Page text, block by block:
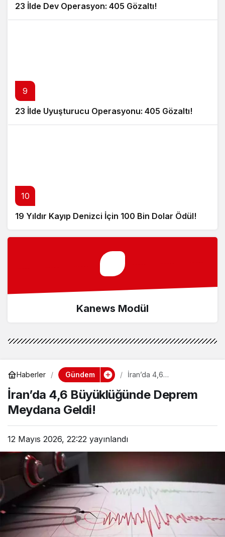
23 İlde Dev Operasyon: 405 Gözaltı!
9
23 İlde Uyuşturucu Operasyonu: 405 Gözaltı!
10
19 Yıldır Kayıp Denizci İçin 100 Bin Dolar Ödül!
Kanews Modül
Haberler Gündem
İran’da 4,6
Meydana Geldi!
İran’da 4,6 Büyüklüğünde Deprem
Meydana Geldi!
12 Mayıs 2026, 22:22 yayınlandı